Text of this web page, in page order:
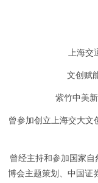
上海
文创赋
紫竹中美
曾参加创立上海交大文
曾经主持和参加国家
博会主题策划、中国证